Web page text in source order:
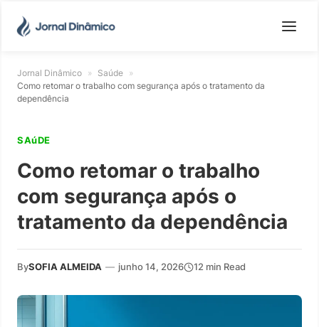
Jornal Dinâmico » Saúde »
Como retomar o trabalho com segurança após o tratamento da
dependência
SAúDE
Como retomar o trabalho
com segurança após o
tratamento da dependência
BySOFIA ALMEIDA — junho 14, 2026 12 min Read